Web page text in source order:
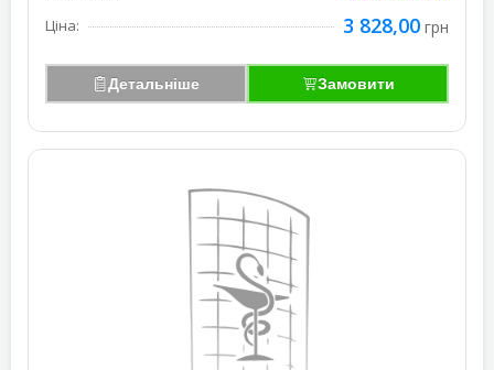
Ціна: 3 828,00 грн
Детальніше Замовити